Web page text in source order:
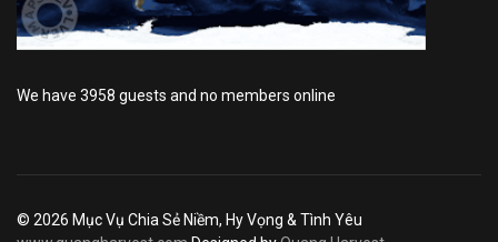
We have 3958 guests and no members online
© 2026 Mục Vụ Chia Sẻ Niềm, Hy Vọng & Tình Yêu